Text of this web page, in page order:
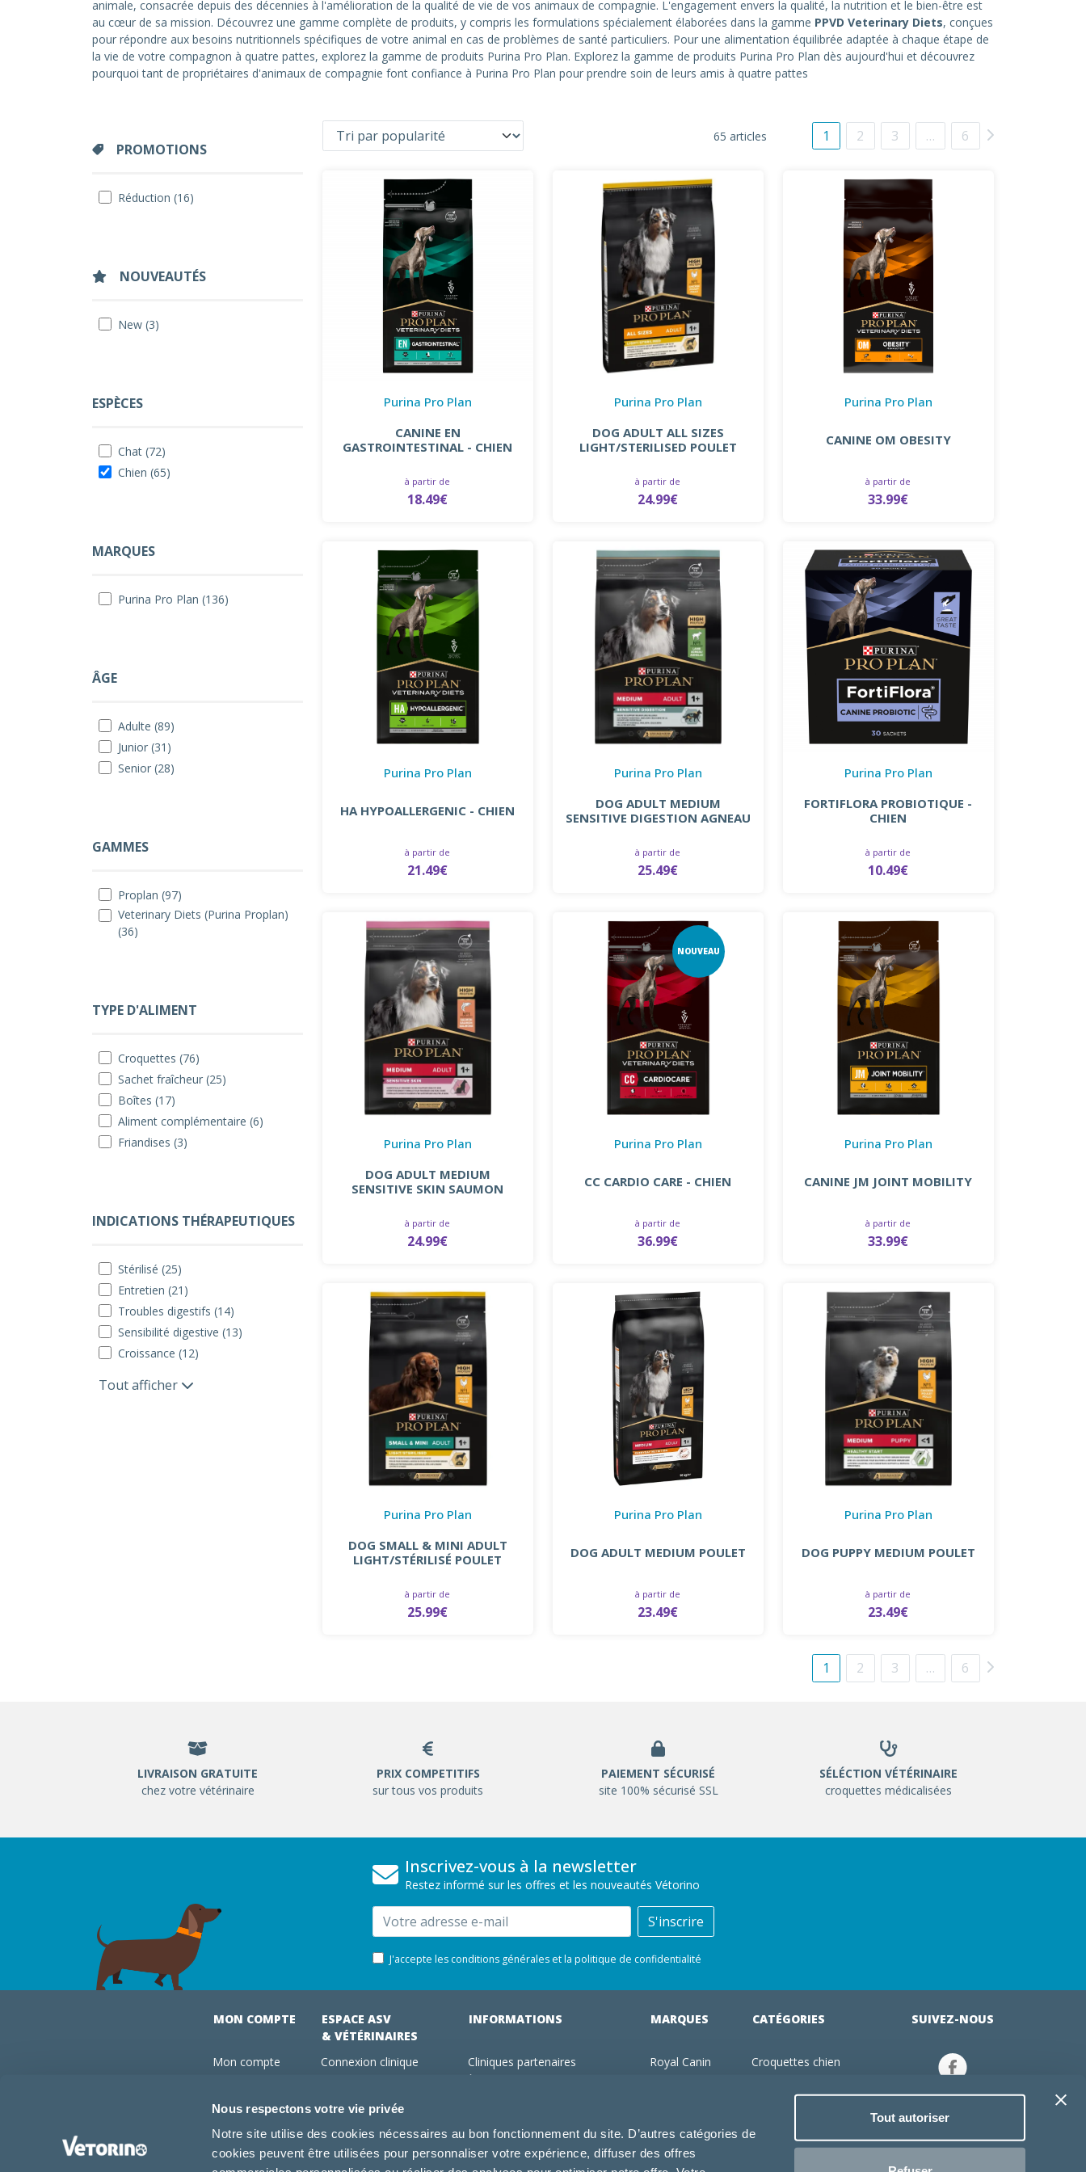
Nous respectons votre vie privée
Notre site utilise des cookies nécessaires au bon fonctionnement du site. D’autres catégories de
cookies peuvent être utilisées pour personnaliser votre expérience, diffuser des offres
Tout autoriser
animale, consacrée depuis des décennies à l'amélioration de la qualité de vie de vos animaux de compagnie. L'engagement envers la qualité, la nutrition et le bien-être est
au cœur de sa mission. Découvrez une gamme complète de produits, y compris les formulations spécialement élaborées dans la gamme PPVD Veterinary Diets, conçues
pour répondre aux besoins nutritionnels spécifiques de votre animal en cas de problèmes de santé particuliers. Pour une alimentation équilibrée adaptée à chaque étape de
la vie de votre compagnon à quatre pattes, explorez la gamme de produits Purina Pro Plan. Explorez la gamme de produits Purina Pro Plan dès aujourd'hui et découvrez
pourquoi tant de propriétaires d'animaux de compagnie font confiance à Purina Pro Plan pour prendre soin de leurs amis à quatre pattes
PROMOTIONS
Réduction (16)
NOUVEAUTÉS
New (3)
ESPÈCES
Chat (72)
Chien (65)
MARQUES
Purina Pro Plan (136)
ÂGE
Adulte (89)
Junior (31)
Senior (28)
GAMMES
Proplan (97)
Veterinary Diets (Purina Proplan)
(36)
TYPE D'ALIMENT
Croquettes (76)
Sachet fraîcheur (25)
Boîtes (17)
Aliment complémentaire (6)
Friandises (3)
INDICATIONS THÉRAPEUTIQUES
Stérilisé (25)
Entretien (21)
Troubles digestifs (14)
Sensibilité digestive (13)
Croissance (12)
Tout afficher
65 articles 1 2 3 … 6
Purina Pro Plan
CANINE EN
GASTROINTESTINAL - CHIEN
à partir de
18.49€
Purina Pro Plan
DOG ADULT ALL SIZES
LIGHT/STERILISED POULET
à partir de
24.99€
Purina Pro Plan
CANINE OM OBESITY
à partir de
33.99€
Purina Pro Plan
HA HYPOALLERGENIC - CHIEN
à partir de
21.49€
Purina Pro Plan
DOG ADULT MEDIUM
SENSITIVE DIGESTION AGNEAU
à partir de
25.49€
Purina Pro Plan
FORTIFLORA PROBIOTIQUE -
CHIEN
à partir de
10.49€
Purina Pro Plan
DOG ADULT MEDIUM
SENSITIVE SKIN SAUMON
à partir de
24.99€
NOUVEAU
Purina Pro Plan
CC CARDIO CARE - CHIEN
à partir de
36.99€
Purina Pro Plan
CANINE JM JOINT MOBILITY
à partir de
33.99€
Purina Pro Plan
DOG SMALL & MINI ADULT
LIGHT/STÉRILISÉ POULET
à partir de
25.99€
Purina Pro Plan
DOG ADULT MEDIUM POULET
à partir de
23.49€
Purina Pro Plan
DOG PUPPY MEDIUM POULET
à partir de
23.49€
1 2 3 … 6
LIVRAISON GRATUITE
chez votre vétérinaire
PRIX COMPETITIFS
sur tous vos produits
PAIEMENT SÉCURISÉ
site 100% sécurisé SSL
SÉLÉCTION VÉTÉRINAIRE
croquettes médicalisées
Inscrivez-vous à la newsletter
Restez informé sur les offres et les nouveautés Vétorino
Email S'inscrire
J'accepte les conditions générales et la politique de confidentialité
MON COMPTE
Mon compte
Conseils vétos
FAQ
ESPACE ASV
& VÉTÉRINAIRES
Connexion clinique
Devenir adhérent Vétorino
INFORMATIONS
Cliniques partenaires
Utilisation des cookies
Conditions générales d'utilisation
MARQUES
Royal Canin
Specific
Dechra
CATÉGORIES
Croquettes chien
Jouets chien
Produits vétérinaire chien
SUIVEZ-NOUS